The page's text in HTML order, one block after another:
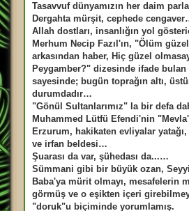
Tasavvuf dünyamızın her daim
Dergahta mürşit, cephede
Allah dostları, insanlığın yol
Merhum Necip Fazıl'ın, "Ölüm
arkasından haber, Hiç güzel
Peygamber?" dizesinde ifade
sayesinde; bugün toprağın altı,
durumdadır…
"Gönül Sultanlarımız" la bir defa
Muhammed Lütfü Efendi'nin
Erzurum, hakikaten evliyalar
ve irfan beldesi…
Şuarası da var, şühedası da...…
Sümmani gibi bir büyük ozan,
Baba'ya mürit olmayı, mesafelerin
görmüş ve o eşikten içeri
"doruk"u biçiminde yorumlamış.